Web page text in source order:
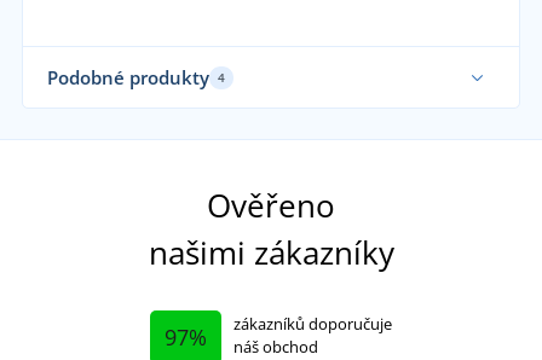
Podobné produkty 4
Ověřeno
našimi zákazníky
97%
zákazníků doporučuje
náš obchod